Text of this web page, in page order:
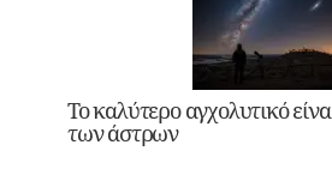
Το καλύτερο αγχολυτικό
των άστρων